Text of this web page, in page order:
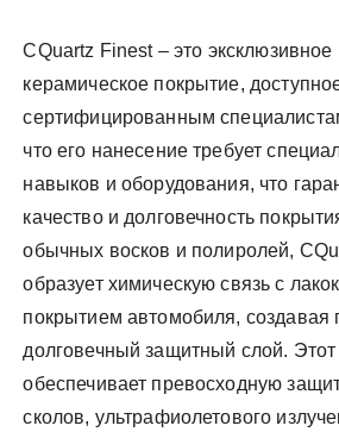
CQuartz Finest – это эксклюзивное
керамическое покрытие,
сертифицированным
что его нанесение требует
навыков и оборудования, что
качество и долговечность
обычных восков и полиролей,
образует химическую связь с
покрытием автомобиля, создавая
долговечный защитный слой. Этот
обеспечивает превосходную
сколов, ультрафиолетового